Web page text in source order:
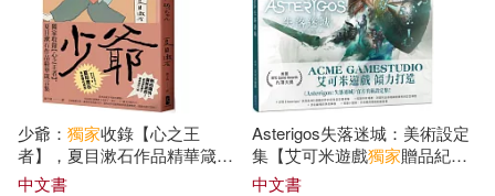
Q-rais(3) Ruowen Huang(3)
三島由紀夫(3) 丹．米爾曼(3)
五十嵐大介(3) 伊坂幸太郎(3)
大是文化(7) 未來出版(7)
禾禾文化(7) 蘋果屋(7)
PCuSER電腦人文化(6)
少爺： 獨家收錄【心之王
者】，夏目漱石作品精華箴言
集【經典珍藏版】
中文書
Asterigos失落迷城：美術設定
集【艾可米遊戲獨家贈品紀念
版】
中文書